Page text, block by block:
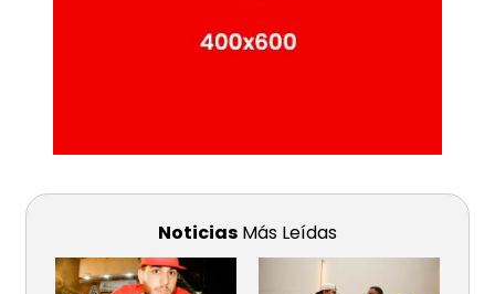
Noticias Más Leídas